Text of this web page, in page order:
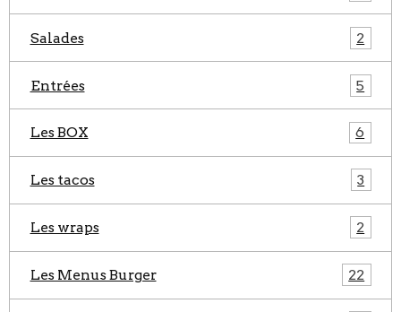
Salades 2
Entrées 5
Les BOX 6
Les tacos 3
Les wraps 2
Les Menus Burger 22